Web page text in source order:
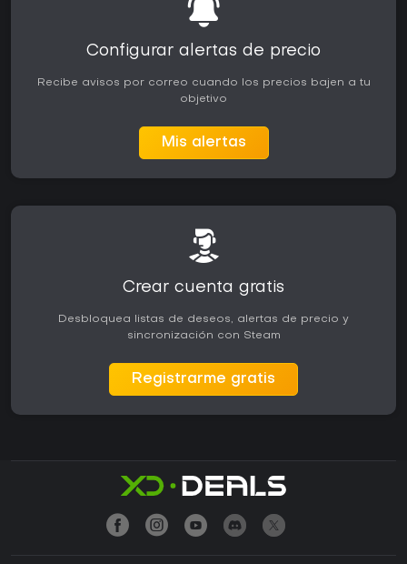
Configurar alertas de precio
Recibe avisos por correo cuando los precios bajen a tu
objetivo
Mis alertas
Crear cuenta gratis
Desbloquea listas de deseos, alertas de precio y
sincronización con Steam
Registrarme gratis